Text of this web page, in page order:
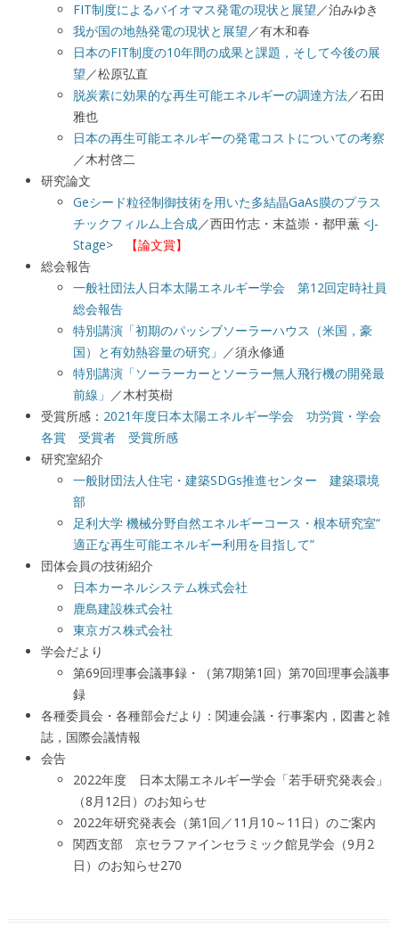
FIT制度によるバイオマス発電の現状と展望／泊みゆき
我が国の地熱発電の現状と展望／有木和春
日本のFIT制度の10年間の成果と課題，そして今後の展
望／松原弘直
脱炭素に効果的な再生可能エネルギーの調達方法／石田
雅也
日本の再生可能エネルギーの発電コストについての考察
／木村啓二
研究論文
Geシード粒径制御技術を用いた多結晶GaAs膜のプラス
チックフィルム上合成／西田竹志・末益崇・都甲薫 <J-
Stage>
【論文賞】
総会報告
一般社団法人日本太陽エネルギー学会 第12回定時社員
総会報告
特別講演「初期のパッシブソーラーハウス（米国，豪
国）と有効熱容量の研究」 ／須永修通
特別講演「ソーラーカーとソーラー無人飛行機の開発最
前線」 ／木村英樹
受賞所感： 2021年度日本太陽エネルギー学会 功労賞・学会
各賞 受賞者 受賞所感
研究室紹介
一般財団法人住宅・建築SDGs推進センター 建築環境
部
足利大学 機械分野自然エネルギーコース・根本研究室“
適正な再生可能エネルギー利用を目指して”
団体会員の技術紹介
日本カーネルシステム株式会社
鹿島建設株式会社
東京ガス株式会社
学会だより
第69回理事会議事録・（第7期第1回）第70回理事会議事
録
各種委員会・各種部会だより：関連会議・行事案内，図書と雑
誌，国際会議情報
会告
2022年度 日本太陽エネルギー学会「若手研究発表会」
（8月12日）のお知らせ
2022年研究発表会（第1回／11月10～11日）のご案内
関西支部 京セラファインセラミック館見学会（9月2
日）のお知らせ270